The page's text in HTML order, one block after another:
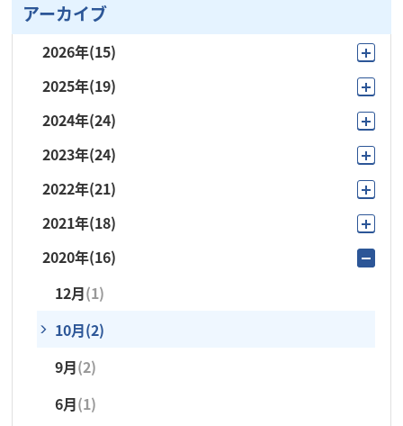
アーカイブ
2026年(15)
7月(2)
6月(4)
5月(4)
4月(2)
3月 (1)
(1)
(1)
2025年(19)
11月(3)
10月(2)
7月(2)
6月(3)
5月 (3)
4月(2)
3月(4)
2024年(24)
12月(1)
11月(1)
10月(1)
9月(3)
8月(1)
7月(3)
6月(3)
5月(5)
2023年(24)
11月(2)
10月(3)
9月(1)
8月(1)
7月(2)
6月(5)
5月(3)
2022年(21)
10月(3)
9月(1)
8月(1)
7月(2)
6月(4)
5月(3)
2021年(18)
11月(1)
10月(3)
9月(3)
8月(1)
7月(2)
2020年(16)
12月(1)
10月(2)
9月(2)
6月(1)